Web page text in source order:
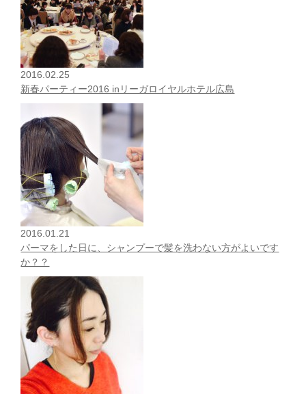
2016.02.25
新春パーティー2016 inリーガロイヤルホテル広島
2016.01.21
パーマをした日に、シャンプーで髪を洗わない方がよいです
か？？